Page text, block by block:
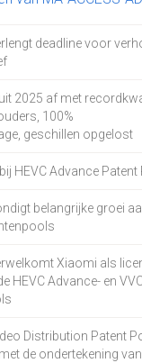
deadline voor
2025 af met
100%
geschillen opgelost
HEVC Advance Patent
belangrijke groei
Xiaomi als
HEVC Advance- en
Distribution Patent
de ondertekening van